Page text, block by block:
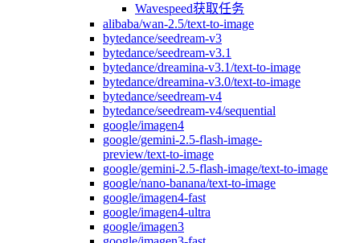
Wavespeed获取任务
alibaba/wan-2.5/text-to-image
bytedance/seedream-v3
bytedance/seedream-v3.1
bytedance/dreamina-v3.1/text-to-image
bytedance/dreamina-v3.0/text-to-image
bytedance/seedream-v4
bytedance/seedream-v4/sequential
google/imagen4
google/gemini-2.5-flash-image-
preview/text-to-image
google/gemini-2.5-flash-image/text-to-image
google/nano-banana/text-to-image
google/imagen4-fast
google/imagen4-ultra
google/imagen3